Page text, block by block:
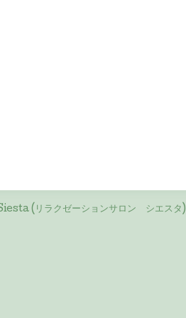
(リラクゼーションサロン シエスタ)